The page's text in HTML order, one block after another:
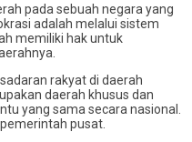
pada sebuah negara yang
adalah melalui sistem
memiliki hak untuk
rakyat di daerah
daerah khusus dan
yang sama secara nasional.
pusat.